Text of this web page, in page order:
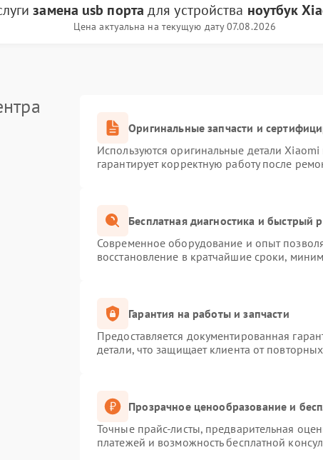
замена usb порта для устройства ноутбук
Цена актуальна на текущую дату 07.08.2026
Оригинальные запчасти и
Используются оригинальные детали
гарантирует корректную работу после
Бесплатная диагностика и быстрый
Современное оборудование и опыт
восстановление в кратчайшие сроки,
Гарантия на работы и запчасти
Предоставляется документированная
детали, что защищает клиента от
Прозрачное ценообразование и
Точные прайс-листы, предварительная
платежей и возможность бесплатной